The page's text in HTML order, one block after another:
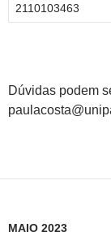
2110103463
Dúvidas podem
MAIO 2023